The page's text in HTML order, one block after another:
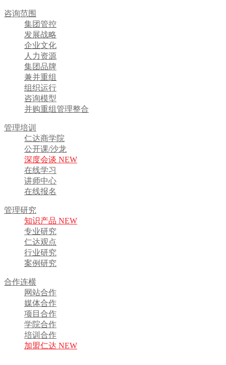
咨询范围
集团管控
发展战略
企业文化
人力资源
集团品牌
兼并重组
组织运行
咨询模型
并购重组管理整合
管理培训
仁达商学院
公开课/沙龙
深度会谈 NEW
在线学习
讲师中心
在线报名
管理研究
知识产品 NEW
专业研究
仁达观点
行业研究
案例研究
合作连横
网站合作
媒体合作
项目合作
学院合作
培训合作
加盟仁达 NEW